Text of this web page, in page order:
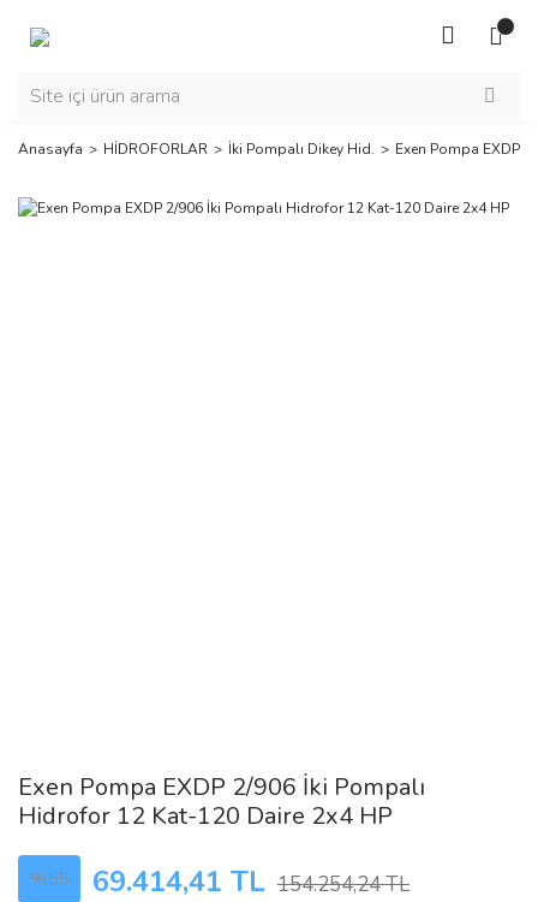
Anasayfa HİDROFORLAR İki Pompalı Dikey Hid. Exen Pompa EXDP
Exen Pompa EXDP 2/906 İki Pompalı
Hidrofor 12 Kat-120 Daire 2x4 HP
%55 69.414,41 TL 154.254,24 TL